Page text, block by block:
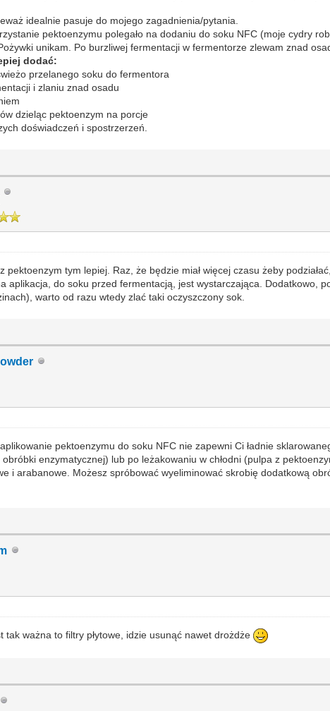
idealnie pasuje do mojego zagadnienia/pytania.
pektoenzymu polegało na dodaniu do soku NFC (moje cydry
unikam. Po burzliwej fermentacji w fermentorze zlewam znad
dodać:
przelanego soku do fermentora
i zlaniu znad osadu
dzieląc pektoenzym na porcje
doświadczeń i spostrzerzeń.
pektoenzym tym lepiej. Raz, że będzie miał więcej czasu żeby
aplikacja, do soku przed fermentacją, jest wystarczająca. Dodatkowo,
warto od razu wtedy zlać taki oczyszczony sok.
pektoenzymu do soku NFC nie zapewni Ci ładnie
enzymatycznej) lub po leżakowaniu w chłodni (pulpa z
i arabanowe. Możesz spróbować wyeliminować skrobię dodatkową
tak ważna to filtry płytowe, idzie usunąć nawet drożdże